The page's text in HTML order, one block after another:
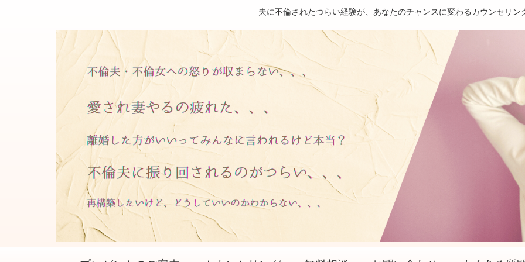
夫に不倫されたつらい経験が、あなたのチャンスに変わるカウンセリン